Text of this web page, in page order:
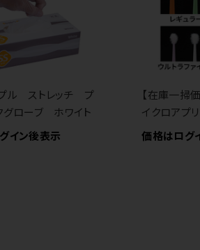
ル ストレッチ プ
グローブ ホワイト
イン後表示
【在庫一掃
イクロアプ
価格はログ